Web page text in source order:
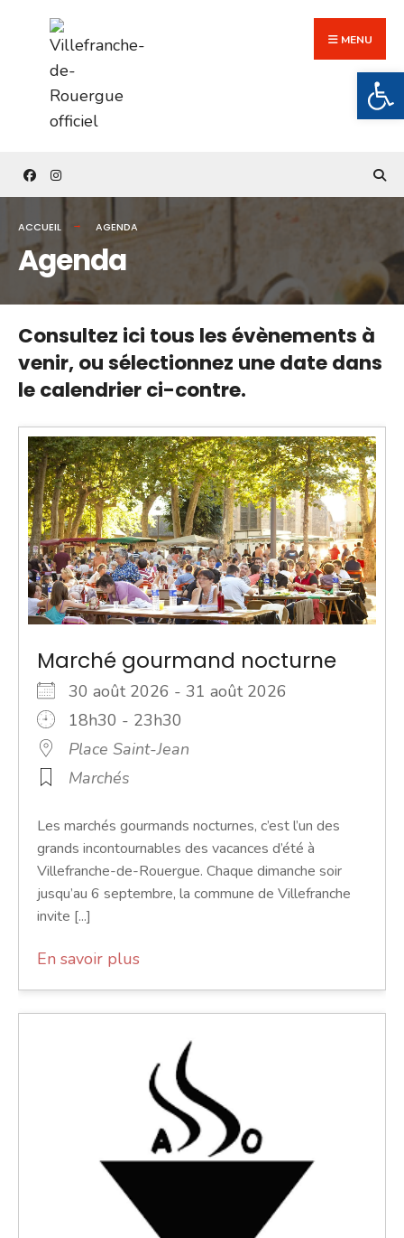
content
MENU
ACCUEIL AGENDA
Agenda
Consultez ici tous les évènements à
venir,ou sélectionnez une date dans
le calendrier ci-contre.
Marché gourmand nocturne
30 août 2026 - 31 août 2026
18h30 - 23h30
Place Saint-Jean
Marchés
Les marchés gourmands nocturnes, c’est l’un des
grands incontournables des vacances d’été à
Villefranche-de-Rouergue. Chaque dimanche soir
jusqu’au 6 septembre, la commune de Villefranche
invite [...]
En savoir plus
for: